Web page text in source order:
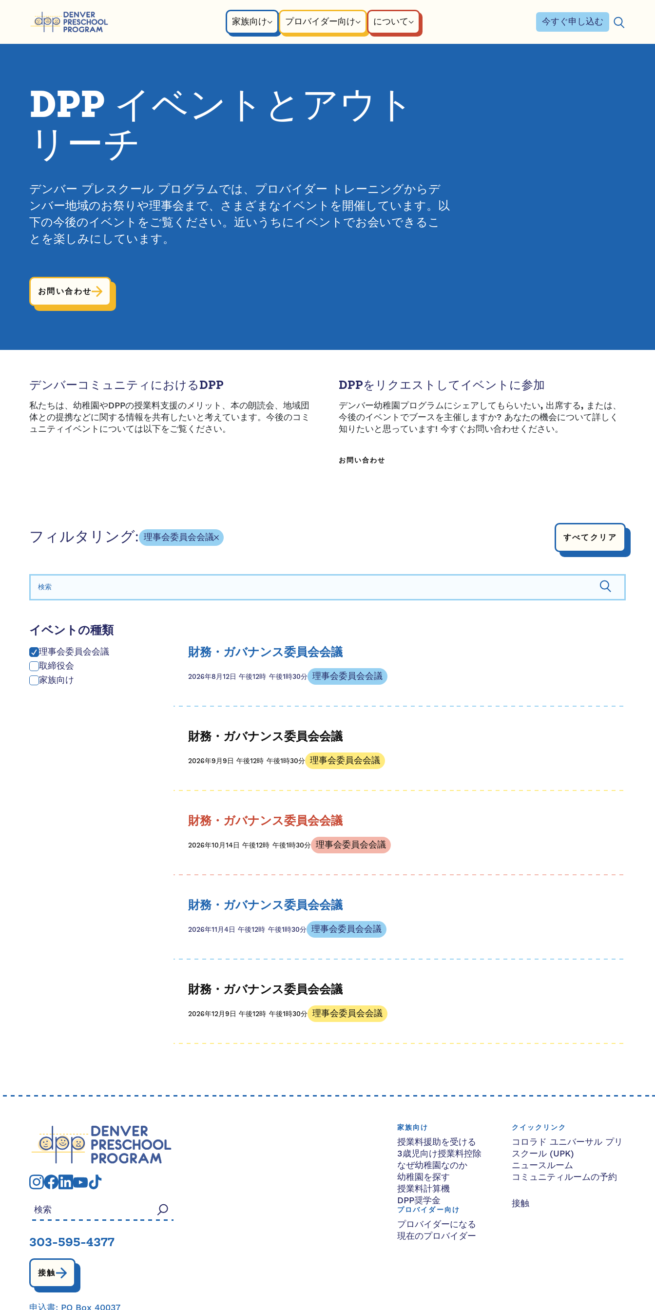
家族向け
プロバイダー向け について 今すぐ申し込む
検索する：
DPP イベントとアウト
リーチ
デンバー プレスクール プログラムでは、プロバイダー トレーニングからデ
ンバー地域のお祭りや理事会まで、さまざまなイベントを開催しています。以
下の今後のイベントをご覧ください。近いうちにイベントでお会いできるこ
とを楽しみにしています。
お問い合わせ
デンバーコミュニティにおけるDPP
私たちは、幼稚園やDPPの授業料支援のメリット、本の朗読会、地域団
体との提携などに関する情報を共有したいと考えています。今後のコミ
ュニティイベントについては以下をご覧ください。
DPPをリクエストしてイベントに参加
デンバー幼稚園プログラムにシェアしてもらいたい,出席する,または、
今後のイベントでブースを主催しますか? あなたの機会について詳しく
知りたいと思っています! 今すぐお問い合わせください。
お問い合わせ
フィルタリング: 理事会委員会会議 すべてクリア
検索する：
イベントの種類
理事会委員会会議
取締役会
家族向け
財務・ガバナンス委員会会議
2026年8月12日 午後12時 午後1時30分 理事会委員会会議
財務・ガバナンス委員会会議
2026年9月9日 午後12時 午後1時30分 理事会委員会会議
財務・ガバナンス委員会会議
2026年10月14日 午後12時 午後1時30分 理事会委員会会議
財務・ガバナンス委員会会議
2026年11月4日 午後12時 午後1時30分 理事会委員会会議
財務・ガバナンス委員会会議
2026年12月9日 午後12時 午後1時30分 理事会委員会会議
検索する：
303-595-4377
接触
家族向け
授業料援助を受ける
3歳児向け授業料控除
なぜ幼稚園なのか
幼稚園を探す
授業料計算機
DPP奨学金
プロバイダー向け
プロバイダーになる
現在のプロバイダー
クイックリンク
コロラド ユニバーサル プリ
スクール (UPK)
ニュースルーム
コミュニティルームの予約
接触